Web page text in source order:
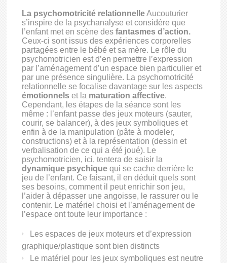
La psychomotricité relationnelleAucouturier
s’inspire de la psychanalyse et considère que
l’enfant met en scène desfantasmes d’action.
Ceux-ci sont issus des expériences corporelles
partagées entre le bébé et sa mère. Le rôle du
psychomotricien est d’en permettre l’expression
par l’aménagement d’un espace bien particulier et
par une présence singulière. La psychomotricité
relationnelle se focalise davantage sur les aspects
émotionnels et la maturation affective.
Cependant, les étapes de la séance sont les
même : l’enfant passe des jeux moteurs (sauter,
courir, se balancer), à des jeux symboliques et
enfin à de la manipulation (pâte à modeler,
constructions) et à la représentation (dessin et
verbalisation de ce qui a été joué). Le
psychomotricien, ici, tentera de saisir la
dynamique psychique qui se cache derrière le
jeu de l’enfant. Ce faisant, il en déduit quels sont
ses besoins, comment il peut enrichir son jeu,
l’aider à dépasser une angoisse, le rassurer ou le
contenir. Le matériel choisi et l’aménagement de
l’espace ont toute leur importance :
Les espaces de jeux moteurs et d’expression
graphique/plastique sont bien distincts
Le matériel pour les jeux symboliques est neutre